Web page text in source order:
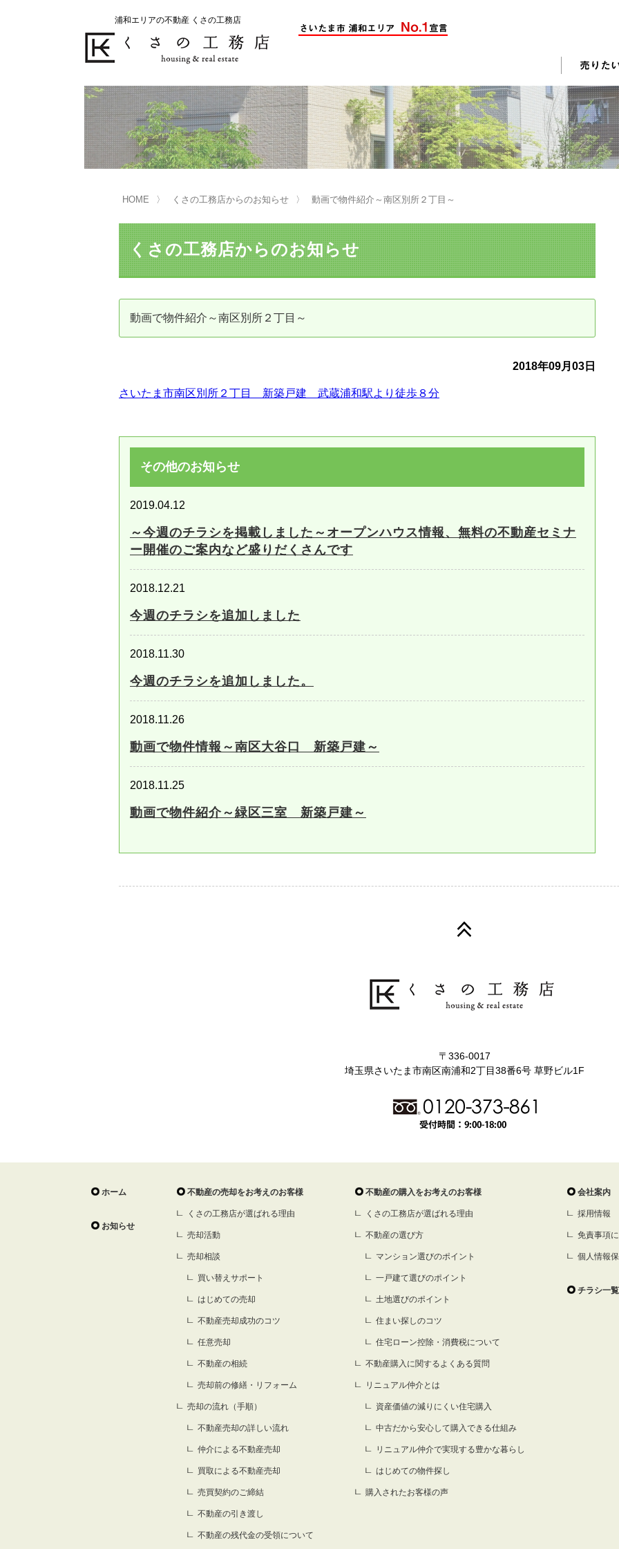
浦和エリアの不動産 くさの工務店
不動産の売却をお考えのお客様
くさの工務店が選ばれる理由 売却活動 売却されたお客様の声
買い替えサポート はじめての売却 不動産売却成功のコツ
不動産の相続 売却前の修繕・リフォーム
売却の流れ（手順）
不動産の購入をお考えのお客様
くさの工務店が選ばれる理由 購入されたお客様の声 不動産購入に関するよくある質問
住宅ローン控除・消費税について
リニュアル仲介とは
資産価値の減りにくい住宅購入 中古だから安心して購入できる仕組み リニュアル仲介で実現する豊か
HOME くさの工務店からのお知らせ 動画で物件紹介～南区別所２丁目～
くさの工務店からのお知らせ
動画で物件紹介～南区別所２丁目～
2018年09月03日
さいたま市南区別所２丁目 新築戸建 武蔵浦和駅より徒歩８分
その他のお知らせ
2019.04.12
～今週のチラシを掲載しました～オープンハウス情報、無料の不動産セミナ
ー開催のご案内など盛りだくさんです
2018.12.21
今週のチラシを追加しました
2018.11.30
今週のチラシを追加しました。
2018.11.26
動画で物件情報～南区大谷口 新築戸建～
2018.11.25
動画で物件紹介～緑区三室 新築戸建～
〒336-0017
埼玉県さいたま市南区南浦和2丁目38番6号 草野ビル1F
ホーム
お知らせ
不動産の売却をお考えのお客様
くさの工務店が選ばれる理由
売却活動
売却相談
買い替えサポート
はじめての売却
不動産売却成功のコツ
任意売却
不動産の相続
売却前の修繕・リフォーム
売却の流れ（手順）
不動産売却の詳しい流れ
仲介による不動産売却
買取による不動産売却
売買契約のご締結
不動産の引き渡し
不動産の残代金の受領について
不動産の購入をお考えのお客様
くさの工務店が選ばれる理由
不動産の選び方
マンション選びのポイント
一戸建て選びのポイント
土地選びのポイント
住まい探しのコツ
住宅ローン控除・消費税について
不動産購入に関するよくある質問
リニュアル仲介とは
資産価値の減りにくい住宅購入
中古だから安心して購入できる仕組み
リニュアル仲介で実現する豊かな暮らし
はじめての物件探し
購入されたお客様の声
会社案内
採用情報
免責事項
個人情報
チラシ一覧